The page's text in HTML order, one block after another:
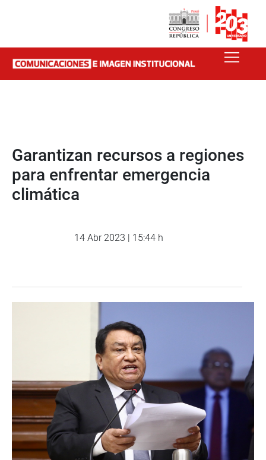
Garantizan recursos a regiones
para enfrentar emergencia
climática
14 Abr 2023 | 15:44 h